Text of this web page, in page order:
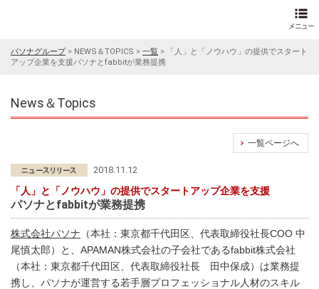
パソナグループ> NEWS＆TOPICS > 一覧 >
「人」と「ノウハウ」の提供でスタート
アップ企業を支援パソナとfabbitが業務提携
News＆Topics
一覧ページへ
2018.11.12
「人」と「ノウハウ」の提供でスタートアップ企業を支援
パソナとfabbitが業務提携
株式会社パソナ （本社：東京都千代田区、代表取締役社長COO 中
尾慎太郎）と、APAMAN株式会社の子会社であるfabbit株式会社
（本社：東京都千代田区、代表取締役社長 田中保成）は業務提
携し、パソナが運営する若手層プロフェッショナル人材のスキル